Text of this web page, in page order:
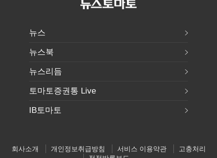
뉴스
뉴스북
뉴스리듬
토마토증권통 Live
IB토마토
회사소개 개인정보취급방침 서비스 이용약관
고충처리